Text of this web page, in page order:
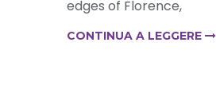
edges of Florence,
CONTINUA A LEGGERE